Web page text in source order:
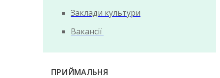
Заклади культури
Вакансії
ПРИЙМАЛЬНЯ